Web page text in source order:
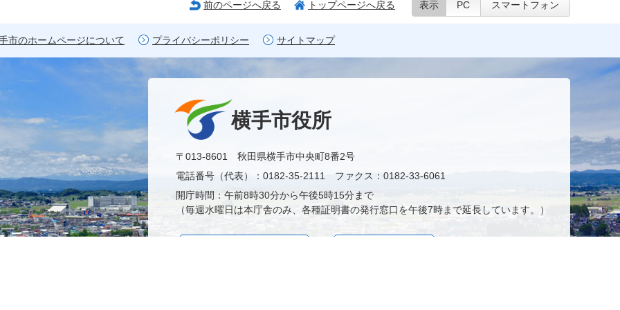
前のページへ戻る トップページへ戻る 表示 PC スマートフォン
市のホームページについて プライバシーポリシー サイトマップ
横手市役所
〒013-8601 秋田県横手市中央町8番2号
電話番号（代表）：0182-35-2111 ファクス：0182-33-6061
開庁時間：午前8時30分から午後5時15分まで
（毎週水曜日は本庁舎のみ、各種証明書の発行窓口を午後7時まで延長しています。）